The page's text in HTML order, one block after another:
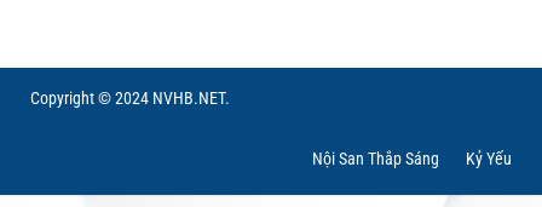
Copyright © 2024 NVHB.NET.
Nội San Thắp Sáng Kỷ Yếu